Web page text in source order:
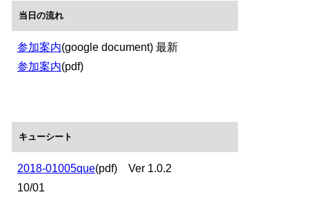
当日の流れ
参加案内(google document) 最新
参加案内(pdf)
キューシート
2018-01005que(pdf) Ver 1.0.2
10/01